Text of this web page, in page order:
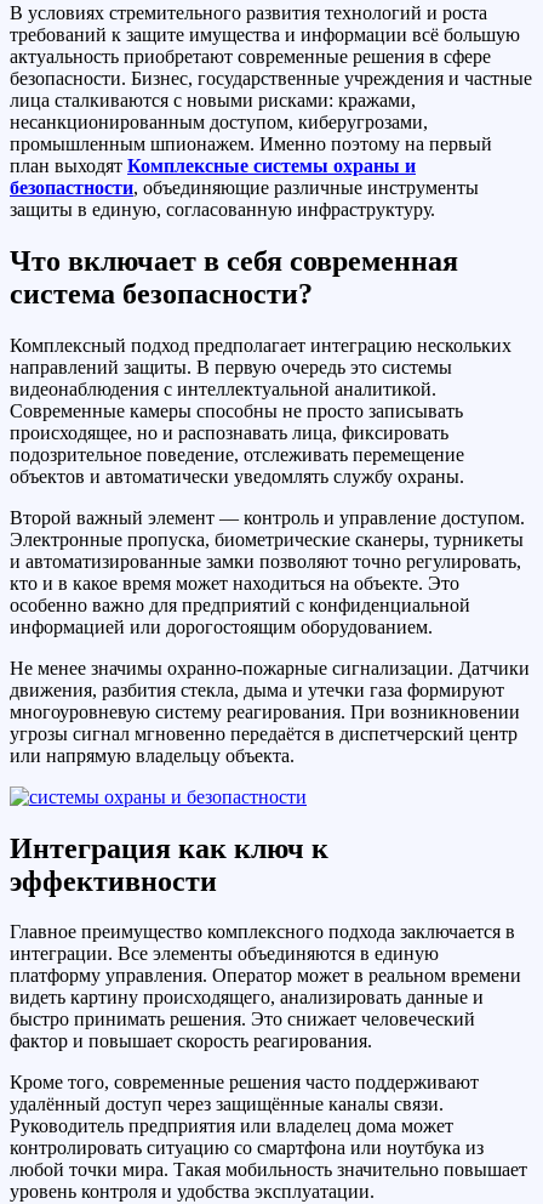
В условиях стремительного развития технологий и роста
требований к защите имущества и информации всё большую
актуальность приобретают современные решения в сфере
безопасности. Бизнес, государственные учреждения и частные
лица сталкиваются с новыми рисками: кражами,
несанкционированным доступом, киберугрозами,
промышленным шпионажем. Именно поэтому на первый
план выходят Комплексные системы охраны и
безопастности, объединяющие различные инструменты
защиты в единую, согласованную инфраструктуру.
Что включает в себя современная
система безопасности?
Комплексный подход предполагает интеграцию нескольких
направлений защиты. В первую очередь это системы
видеонаблюдения с интеллектуальной аналитикой.
Современные камеры способны не просто записывать
происходящее, но и распознавать лица, фиксировать
подозрительное поведение, отслеживать перемещение
объектов и автоматически уведомлять службу охраны.
Второй важный элемент — контроль и управление доступом.
Электронные пропуска, биометрические сканеры, турникеты
и автоматизированные замки позволяют точно регулировать,
кто и в какое время может находиться на объекте. Это
особенно важно для предприятий с конфиденциальной
информацией или дорогостоящим оборудованием.
Не менее значимы охранно-пожарные сигнализации. Датчики
движения, разбития стекла, дыма и утечки газа формируют
многоуровневую систему реагирования. При возникновении
угрозы сигнал мгновенно передаётся в диспетчерский центр
или напрямую владельцу объекта.
Интеграция как ключ к
эффективности
Главное преимущество комплексного подхода заключается в
интеграции. Все элементы объединяются в единую
платформу управления. Оператор может в реальном времени
видеть картину происходящего, анализировать данные и
быстро принимать решения. Это снижает человеческий
фактор и повышает скорость реагирования.
Кроме того, современные решения часто поддерживают
удалённый доступ через защищённые каналы связи.
Руководитель предприятия или владелец дома может
контролировать ситуацию со смартфона или ноутбука из
любой точки мира. Такая мобильность значительно повышает
уровень контроля и удобства эксплуатации.